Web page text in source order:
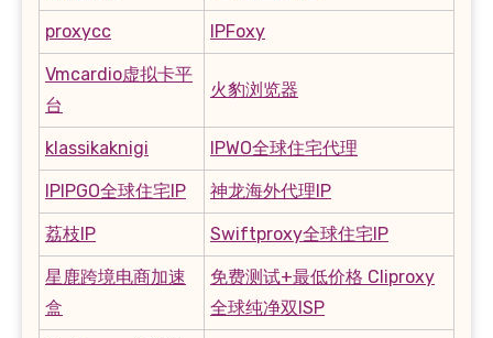
proxycc IPFoxy
Vmcardio虚拟卡平
台
火豹浏览器
klassikaknigi IPWO全球住宅代理
IPIPGO全球住宅IP 神龙海外代理IP
荔枝IP Swiftproxy全球住宅IP
星鹿跨境电商加速
盒
免费测试+最低价格 Cliproxy
全球纯净双ISP